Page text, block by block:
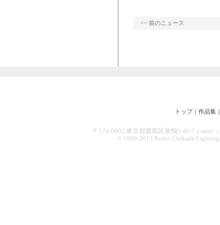
<< 前のニュース
トップ｜ 作品集
〒170-0002 東京都豊島区巣鴨5-40-7 e-mail:
© 1999-2013 Reiko Chikada Lighting